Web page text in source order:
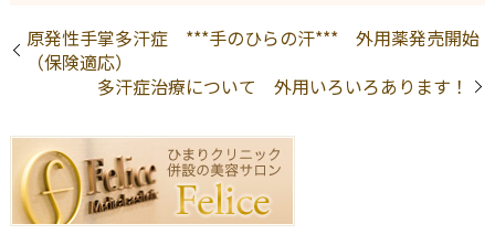
原発性手掌多汗症 ***手のひらの汗*** 外用薬発売開始
（保険適応）
多汗症治療について 外用いろいろあります！